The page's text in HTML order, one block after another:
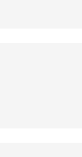
i MAI. Han
i Höllviken
kväll med
denna del av